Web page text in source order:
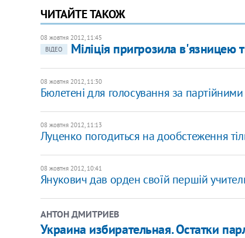
ЧИТАЙТЕ ТАКОЖ
08 жовтня 2012, 11:45
ВІДЕО
Міліція пригрозила в'язницею
08 жовтня 2012, 11:30
Бюлетені для голосування за
08 жовтня 2012, 11:13
Луценко погодиться на дообстеження
08 жовтня 2012, 10:41
Янукович дав орден своїй першій
АНТОН ДМИТРИЕВ
Украина избирательная. Остатки